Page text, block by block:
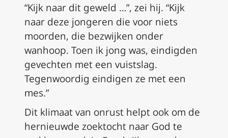
“Kijk naar dit geweld …”, zei hij. “Kijk
naar deze jongeren die voor niets
moorden, die bezwijken onder
wanhoop. Toen ik jong was, eindigden
gevechten met een vuistslag.
Tegenwoordig eindigen ze met een
mes.”
Dit klimaat van onrust helpt ook om de
hernieuwde zoektocht naar God te